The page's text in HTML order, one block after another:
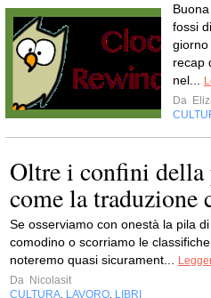
fossi
giorno
recap
nel...
Da
Oltre i confini
come la traduzione
Se osserviamo con onestà la pila
comodino o scorriamo le
noteremo quasi sicurament...
Da Nicolasit
CULTURA LAVORO LIBRI